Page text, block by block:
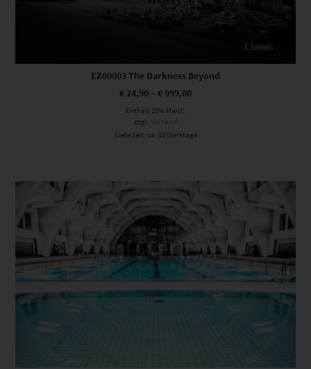
EZ00003 The Darkness Beyond
€ 24,90 – € 999,00
Enthält 19% Mwst.
zzgl. Versand
Lieferzeit: ca. 10 Werktage
Dieses Produkt weist mehrere Varianten auf. Die Optionen können auf der Produktseite gewählt werden